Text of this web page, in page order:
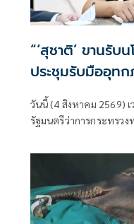
“‘สุชาติ’ ขานรับ
ประชุมรับมืออุท
สั่ง 8 จังหวัดเต
วันนี้ (4 สิงหาคม 2569)
รัฐมนตรีว่าการกระทรว